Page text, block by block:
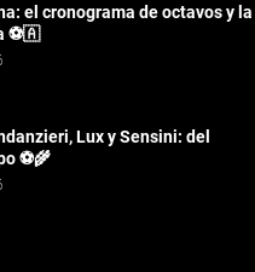
el cronograma de octavos y la
⚽🇦️
Lux y Sensini: del
⚽🌾